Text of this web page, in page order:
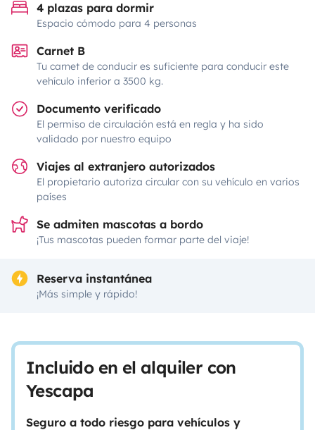
4 plazas para dormir
Espacio cómodo para 4 personas
Carnet B
Tu carnet de conducir es suficiente para conducir este
vehículo inferior a 3500 kg.
Documento verificado
El permiso de circulación está en regla y ha sido
validado por nuestro equipo
Viajes al extranjero autorizados
El propietario autoriza circular con su vehículo en varios
países
Se admiten mascotas a bordo
¡Tus mascotas pueden formar parte del viaje!
Reserva instantánea
¡Más simple y rápido!
Incluido en el alquiler con
Yescapa
Seguro a todo riesgo para vehículos y